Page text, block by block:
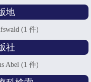
地
(1 件)
社
Abel(1 件)